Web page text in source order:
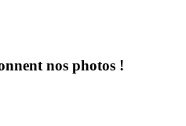
nos photos !